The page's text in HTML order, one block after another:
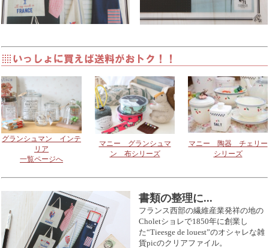
グランシュマン インテ
リア
一覧ページへ
マニー グランシュマ
ン 布シリーズ
マニー 陶器 チェリー
シリーズ
書類の整理に...
フランス西部の繊維産業発祥の地の
Choletショレで1850年に創業し
た“Tieesge de louest”のオシャレな雑
貨picのクリアファイル。